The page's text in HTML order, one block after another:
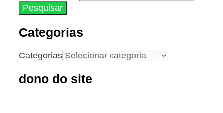
Categorias
Categorias
dono do site